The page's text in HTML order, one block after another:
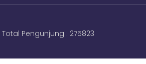
Total Pengunjung : 275823